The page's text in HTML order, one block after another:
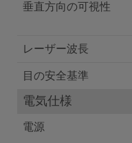
垂直方向の可視性
レーザー波長
目の安全基準
電気仕様
電源